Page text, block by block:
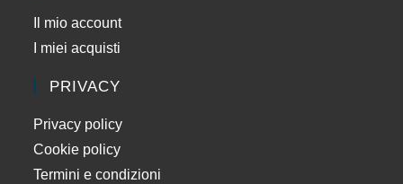
Il mio account
I miei acquisti
PRIVACY
Privacy policy
Cookie policy
Termini e condizioni